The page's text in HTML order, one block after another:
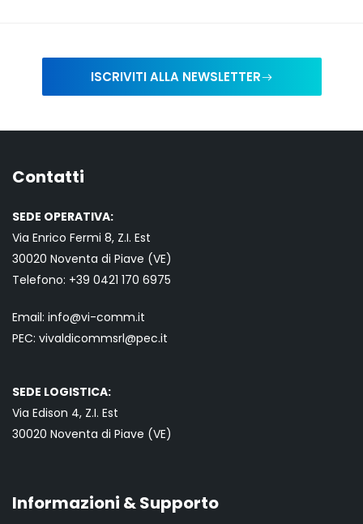
ISCRIVITI ALLA NEWSLETTER
Contatti
SEDE OPERATIVA:
Via Enrico Fermi 8, Z.I. Est
30020 Noventa di Piave (VE)
Telefono: +39 0421 170 6975
Email: info@vi-comm.it
PEC: vivaldicommsrl@pec.it
SEDE LOGISTICA:
Via Edison 4, Z.I. Est
30020 Noventa di Piave (VE)
Informazioni & Supporto